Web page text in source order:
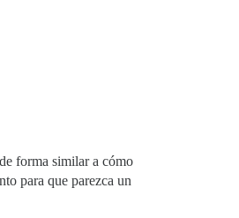
forma similar a cómo
para que parezca un